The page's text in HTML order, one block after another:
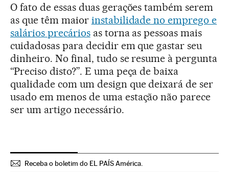
O fato de essas duas gerações também serem
as que têm maior instabilidade no emprego e
salários precáriosas torna as pessoas mais
cuidadosas para decidir em que gastar seu
dinheiro. No final, tudo se resume à pergunta
“Preciso disto?”. E uma peça de baixa
qualidade com um design que deixará de ser
usado em menos de uma estação não parece
ser um artigo necessário.
Receba o boletim do EL PAÍS América.